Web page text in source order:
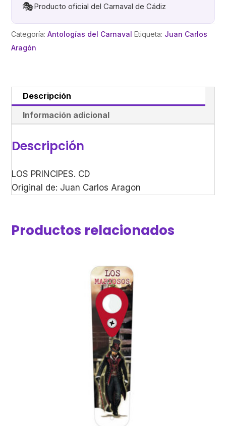
🎭Producto oficial del Carnaval de Cádiz
Categoría:Antologías del Carnaval Etiqueta: Juan Carlos
Aragón
Descripción
Información adicional
Descripción
LOS PRINCIPES. CD
Original de: Juan Carlos Aragon
Productos relacionados